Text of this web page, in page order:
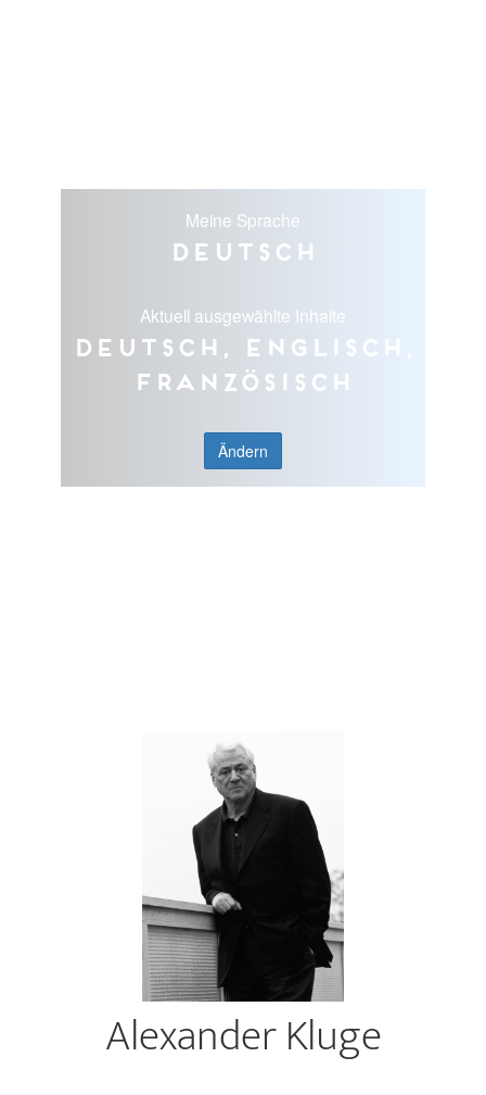
Meine Sprache
Deutsch
Aktuell ausgewählte Inhalte
Deutsch, Englisch,
Französisch
Ändern
Alexander Kluge